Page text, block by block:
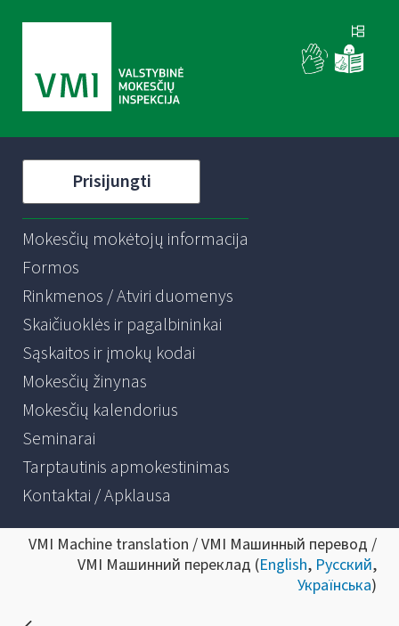
Prisijungti
Mokesčių mokėtojų informacija
Formos
Rinkmenos / Atviri duomenys
Skaičiuoklės ir pagalbininkai
Sąskaitos ir įmokų kodai
Mokesčių žinynas
Mokesčių kalendorius
Seminarai
Tarptautinis apmokestinimas
Kontaktai / Apklausa
VMI Machine translation / VMI Машинный перевод /
VMI Машинний переклад (English, Русский,
Українська)